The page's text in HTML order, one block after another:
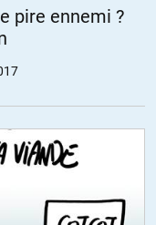
pire ennemi ?